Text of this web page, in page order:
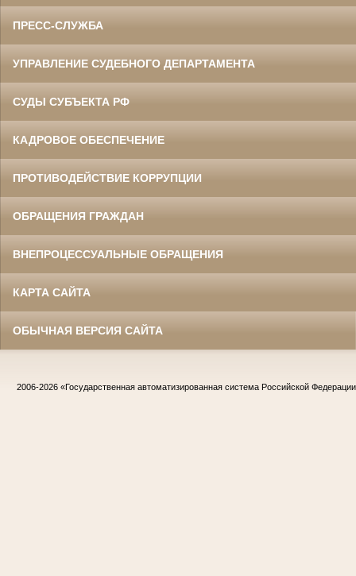
ПРЕСС-СЛУЖБА
УПРАВЛЕНИЕ СУДЕБНОГО ДЕПАРТАМЕНТА
СУДЫ СУБЪЕКТА РФ
КАДРОВОЕ ОБЕСПЕЧЕНИЕ
ПРОТИВОДЕЙСТВИЕ КОРРУПЦИИ
ОБРАЩЕНИЯ ГРАЖДАН
ВНЕПРОЦЕССУАЛЬНЫЕ ОБРАЩЕНИЯ
КАРТА САЙТА
ОБЫЧНАЯ ВЕРСИЯ САЙТА
2006-2026 «Государственная автоматизированная система Российской